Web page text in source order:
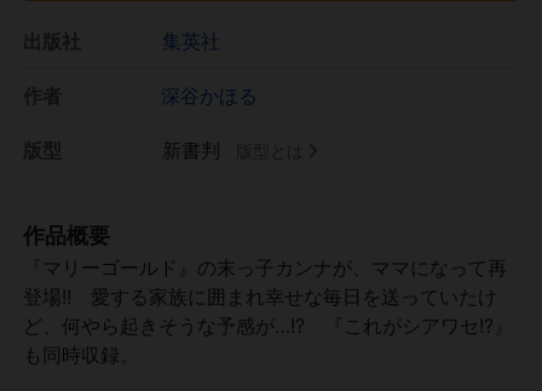
集英社
深谷かほる
新書判
作品概要
『マリーゴールド』の末っ子カンナが、ママになって再
登場!! 愛する家族に囲まれ幸せな毎日を送っていたけ
ど、何やら起きそうな予感が…!? 『これがシアワセ!?』
も同時収録。